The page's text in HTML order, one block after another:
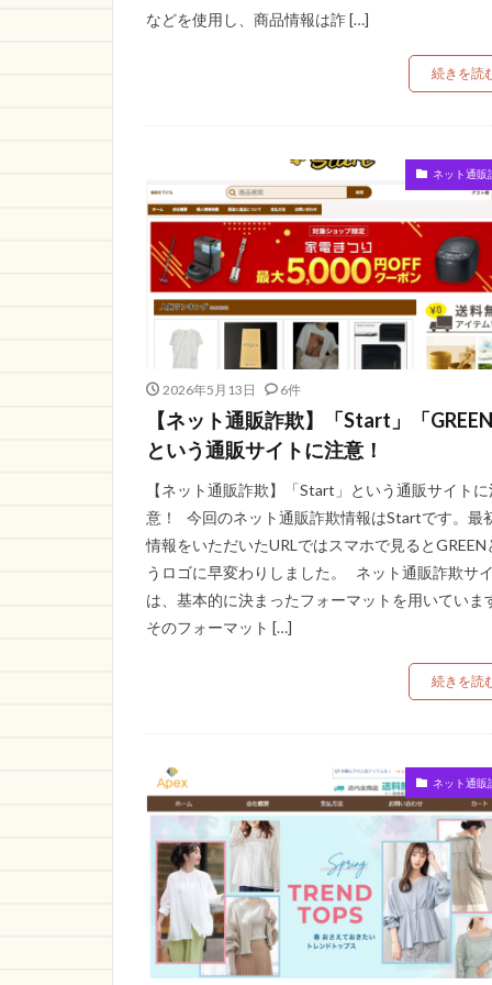
などを使用し、商品情報は詐 […]
続きを読
ネット通販
2026年5月13日 6件
【ネット通販詐欺】「Start」「
という通販サイトに注意！
【ネット通販詐欺】「Start」という通販サイト
意！ 今回のネット通販詐欺情報はStartです。最
情報をいただいたURLではスマホで見るとGREEN
うロゴに早変わりしました。 ネット通販詐欺サ
は、基本的に決まったフォーマットを用いていま
そのフォーマット […]
続きを読
ネット通販